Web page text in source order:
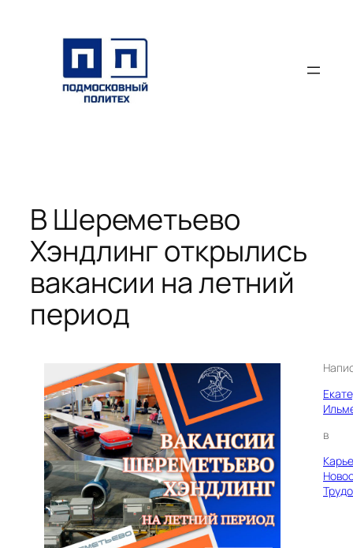
содержимому
В Шереметьево
Хэндлинг открылись
вакансии на летний
период
в